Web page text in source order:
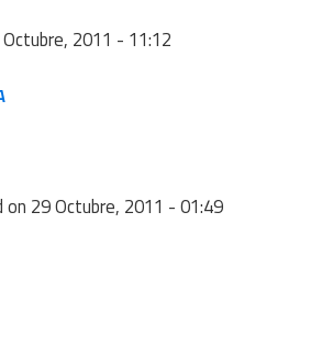
2011 - 11:12
on 29 Octubre, 2011 - 01:49